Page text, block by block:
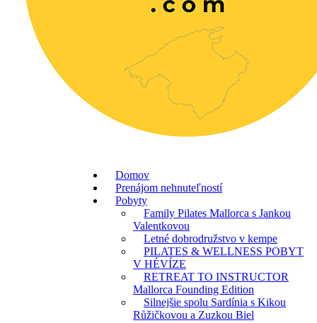
Domov
Prenájom nehnuteľností
Pobyty
Family Pilates Mallorca s Jankou
Valentkovou
Letné dobrodružstvo v kempe
PILATES & WELLNESS POBYT
V HÉVÍZE
RETREAT TO INSTRUCTOR
Mallorca Founding Edition
Silnejšie spolu Sardínia s Kikou
Růžičkovou a Zuzkou Biel